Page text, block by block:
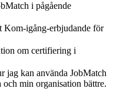
i pågående
Kom-igång-erbjudande för
om certifiering i
jag kan använda JobMatch
min organisation bättre.